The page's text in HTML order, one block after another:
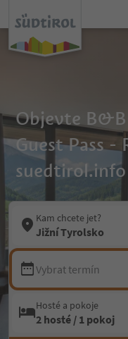
Objevte
Guest Pass -
suedtirol.info
Kam chcete jet?
Jižní Tyrolsko
Vybrat termín
Hosté a pokoje
2 hosté / 1 pokoj